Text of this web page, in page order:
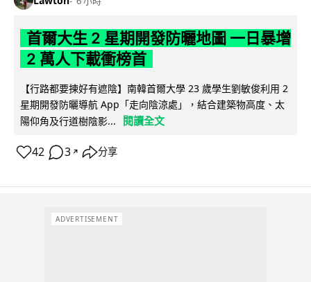
首爾大生 2 星期開發防曬地圖 一日暴增
2 萬人下載衝榜首
【行路都要揀好有遮陰】南韓首爾大學 23 歲學生劉敏俊利用 2
星期開發防曬導航 App「走向陰涼處」，結合建築物高度、太
陽仰角及行道樹陰影...
閱讀全文
42 3 ↗ 分享
ADVERTISEMENT